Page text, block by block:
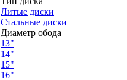
Литые диски
Стальные диски
Диаметр обода
13"
14"
15"
16"